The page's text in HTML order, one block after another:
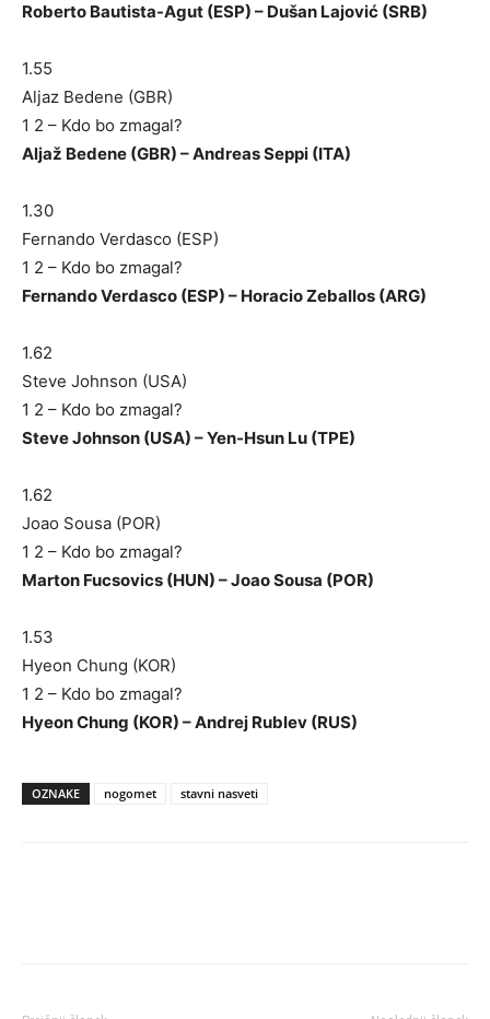
Roberto Bautista-Agut (ESP) – Dušan Lajović (SRB)
1.55
Aljaz Bedene (GBR)
1 2 – Kdo bo zmagal?
Aljaž Bedene (GBR) – Andreas Seppi (ITA)
1.30
Fernando Verdasco (ESP)
1 2 – Kdo bo zmagal?
Fernando Verdasco (ESP) – Horacio Zeballos (ARG)
1.62
Steve Johnson (USA)
1 2 – Kdo bo zmagal?
Steve Johnson (USA) – Yen-Hsun Lu (TPE)
1.62
Joao Sousa (POR)
1 2 – Kdo bo zmagal?
Marton Fucsovics (HUN) – Joao Sousa (POR)
1.53
Hyeon Chung (KOR)
1 2 – Kdo bo zmagal?
Hyeon Chung (KOR) – Andrej Rublev (RUS)
OZNAKE nogomet stavni nasveti